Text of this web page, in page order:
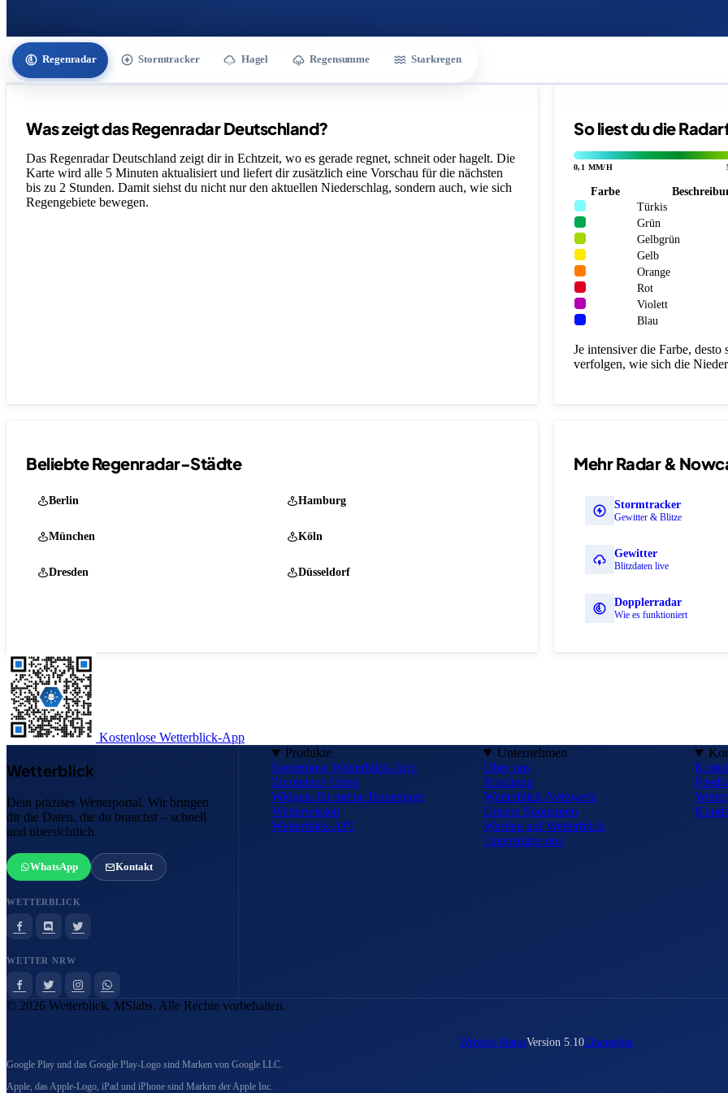
Regenradar Stormtracker Hagel Regensumme Starkregen
Was zeigt das Regenradar Deutschland?
Das Regenradar Deutschland zeigt dir in Echtzeit, wo es gerade regnet, schneit oder hagelt. Die
Karte wird alle 5 Minuten aktualisiert und liefert dir zusätzlich eine Vorschau für die nächsten
bis zu 2 Stunden. Damit siehst du nicht nur den aktuellen Niederschlag, sondern auch, wie sich
Regengebiete bewegen.
So liest du die
0,1 MM/H
Farbe
Türkis
Grün
Gelbgrün
Gelb
Orange
Rot
Violett
Blau
Je intensiver die Farbe,
verfolgen, wie sich die
Beliebte Regenradar-Städte
Berlin Hamburg
München Köln
Dresden Düsseldorf
Mehr Radar &
Stormtracker
Gewitter & Blitze
Gewitter
Blitzdaten live
Dopplerradar
Wie es funktioniert
Kostenlose Wetterblick-App
Wetterblick
Dein präzises Wetterportal. Wir bringen
dir die Daten, die du brauchst – schnell
und übersichtlich.
WhatsApp Kontakt
WETTERBLICK
WETTER NRW
Produkte
Kostenlose Wetterblick-App
Zu meinen Orten
Widgets für meine Homepage
Wetterwissen
Wetterblick API
Unternehmen
Über uns
Roadmap
Wetterblick-Netzwerk
Unsere Sponsoren
Werben auf Wetterblick
Unterstütze uns
© 2026 Wetterblick, MSlabs. Alle Rechte vorbehalten.
Website-StatusVersion 5.10Changelog
Google Play und das Google Play-Logo sind Marken von Google LLC.
Apple, das Apple-Logo, iPad und iPhone sind Marken der Apple Inc.